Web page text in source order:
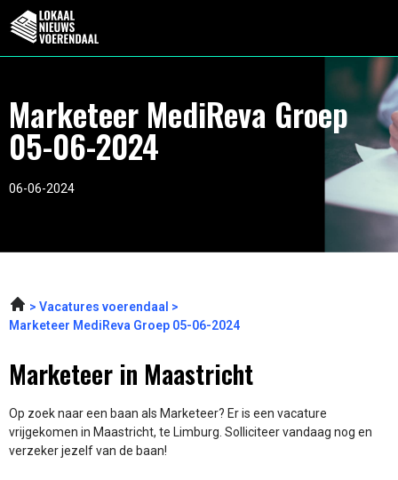
Marketeer MediReva Groep
05-06-2024
06-06-2024
Vacatures voerendaal
Marketeer MediReva Groep 05-06-2024
Marketeer in Maastricht
Op zoek naar een baan als Marketeer? Er is een vacature
vrijgekomen in Maastricht, te Limburg. Solliciteer vandaag nog en
verzeker jezelf van de baan!